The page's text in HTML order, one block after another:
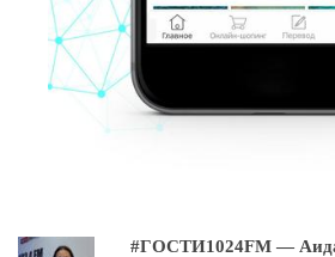
#ГОСТИ1024FM —